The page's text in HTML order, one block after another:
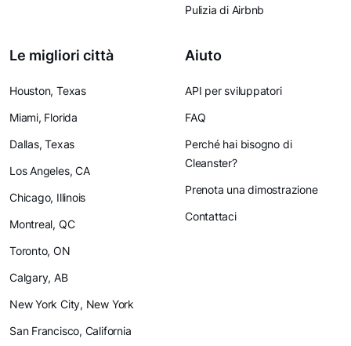
Pulizia di Airbnb
Le migliori città
Houston, Texas
Miami, Florida
Dallas, Texas
Los Angeles, CA
Chicago, Illinois
Montreal, QC
Toronto, ON
Calgary, AB
New York City, New York
San Francisco, California
Aiuto
API per sviluppatori
FAQ
Perché hai bisogno di
Cleanster?
Prenota una dimostrazione
Contattaci